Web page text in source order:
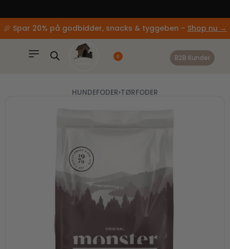
🍖 Spar 20% på godbidder, snacks & tyggeben – Shop nu →
0 B2B Kunder
HUNDEFODER›TØRFODER